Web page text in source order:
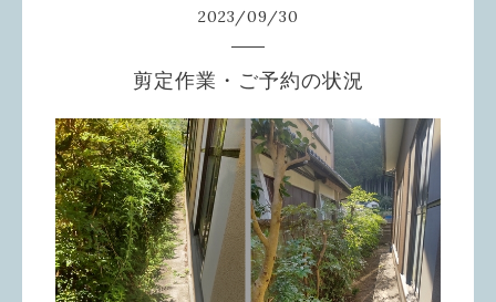
2023/09/30
剪定作業・ご予約の状況